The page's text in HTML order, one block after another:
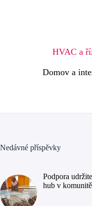
HVAC a
Domov a
Nedávné příspěvky
Podpora
hub v